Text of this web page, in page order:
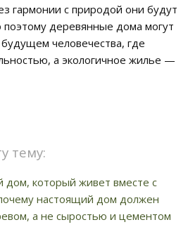
гармонии с природой они будут
деревянные дома могут
человечества, где
а экологичное жилье —
тему:
дом, который живет вместе с
настоящий дом должен
а не сыростью и цементом